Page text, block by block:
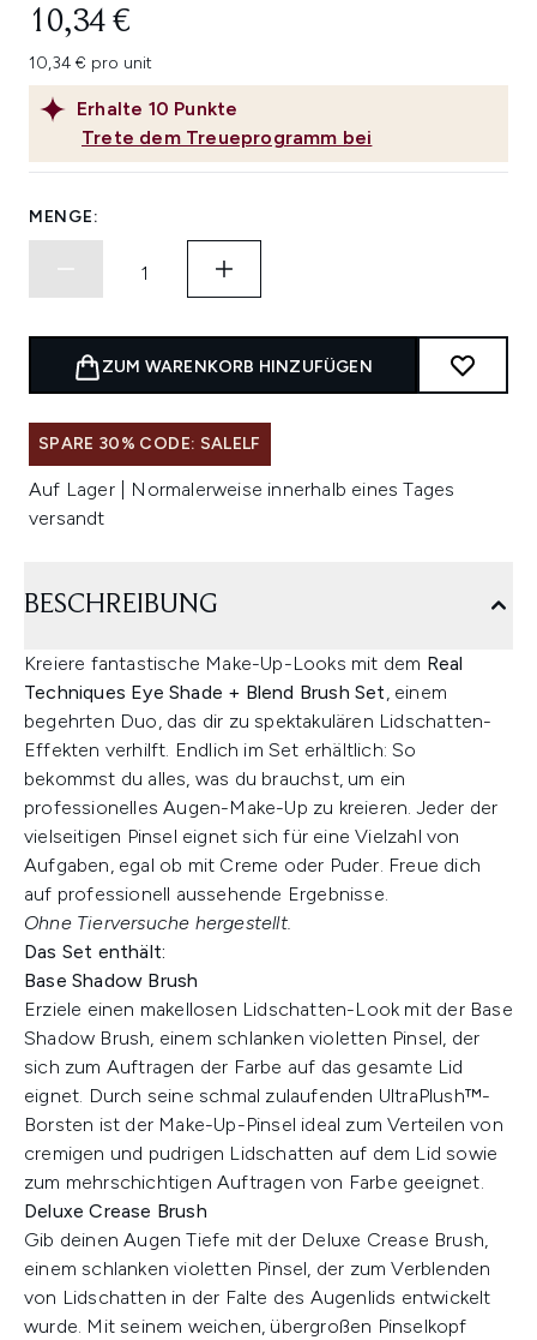
Erhalte 10 Punkte
Trete dem Treueprogramm bei
10,34 €
10,34 € pro unit
MENGE:
ZUM WARENKORB HINZUFÜGEN
SPARE 30% CODE: SALELF
Auf Lager | Normalerweise innerhalb eines Tages
versandt
BESCHREIBUNG
Kreiere fantastische Make-Up-Looks mit dem Real
Techniques Eye Shade + Blend Brush Set, einem
begehrten Duo, das dir zu spektakulären Lidschatten-
Effekten verhilft. Endlich im Set erhältlich: So
bekommst du alles, was du brauchst, um ein
professionelles Augen-Make-Up zu kreieren. Jeder der
vielseitigen Pinsel eignet sich für eine Vielzahl von
Aufgaben, egal ob mit Creme oder Puder. Freue dich
auf professionell aussehende Ergebnisse.
Ohne Tierversuche hergestellt.
Das Set enthält:
Base Shadow Brush
Erziele einen makellosen Lidschatten-Look mit der Base
Shadow Brush, einem schlanken violetten Pinsel, der
sich zum Auftragen der Farbe auf das gesamte Lid
eignet. Durch seine schmal zulaufenden UltraPlush™-
Borsten ist der Make-Up-Pinsel ideal zum Verteilen von
cremigen und pudrigen Lidschatten auf dem Lid sowie
zum mehrschichtigen Auftragen von Farbe geeignet.
Deluxe Crease Brush
Gib deinen Augen Tiefe mit der Deluxe Crease Brush,
einem schlanken violetten Pinsel, der zum Verblenden
von Lidschatten in der Falte des Augenlids entwickelt
wurde. Mit seinem weichen, übergroßen Pinselkopf